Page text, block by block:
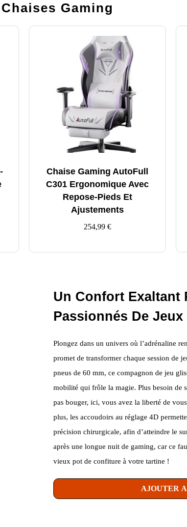
Gaming
Chaise Gaming AutoFull
C301 Ergonomique Avec
Repose-Pieds Et
Ajustements
254,99 €
Un Confort Exaltant
Passionnés De Jeux
Plongez dans un univers où l’adrénaline
promet de transformer chaque session de
pneus de 60 mm, ce compagnon de jeu
mobilité qui frôle la magie. Plus besoin de
pas bouger, ici, vous avez la liberté de
plus, les accoudoirs au réglage 4D
précision chirurgicale, afin d’atteindre le
après une longue nuit de gaming, car ce
vieux pot de confiture à votre tartine !
AJOUTER